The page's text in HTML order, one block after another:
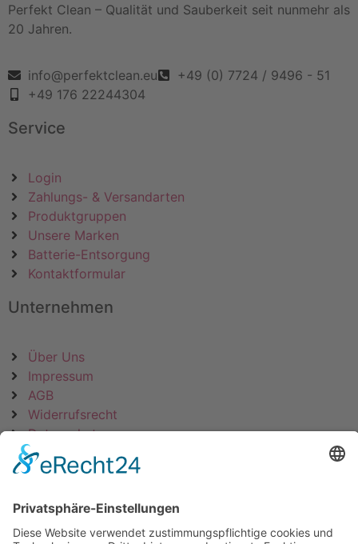
Perfekt Clean – Qualität und Sauberkeit seit nunmehr als
20 Jahren.
info@perfektclean.eu
+49 (0) 7724 / 9496 - 51
+49 176 22244304
Service
Login
Zahlungs- & Versandarten
Produktgruppen
Unsere Marken
Batterie-Entsorgung
Kontaktformular
Unternehmen
Über Uns
Impressum
AGB
Widerrufsrecht
Datenschutz